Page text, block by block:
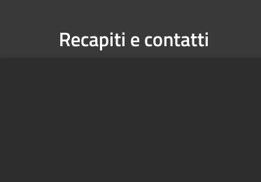
Recapiti e contatti